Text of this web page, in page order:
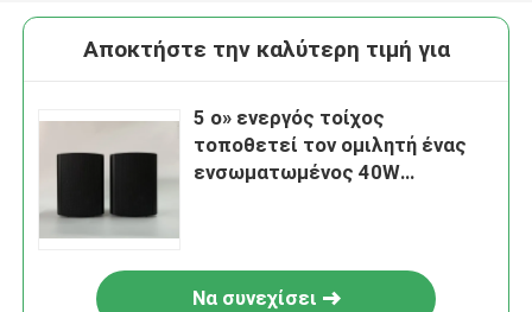
Αποκτήστε την καλύτερη τιμή για
5 ο» ενεργός τοίχος
τοποθετεί τον ομιλητή ένας
ενσωματωμένος 40W
Να συνεχίσει